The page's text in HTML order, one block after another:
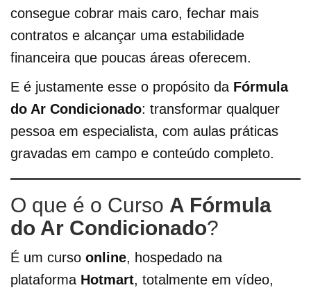
consegue cobrar mais caro, fechar mais
contratos e alcançar uma estabilidade
financeira que poucas áreas oferecem.
E é justamente esse o propósito da Fórmula
do Ar Condicionado: transformar qualquer
pessoa em especialista, com aulas práticas
gravadas em campo e conteúdo completo.
O que é o Curso A Fórmula
do Ar Condicionado?
É um curso online, hospedado na
plataforma Hotmart, totalmente em vídeo,